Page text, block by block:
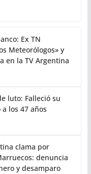
Ex TN
Meteorólogos» y
en la TV Argentina
luto: Falleció su
los 47 años
clama por
denuncia
y desamparo